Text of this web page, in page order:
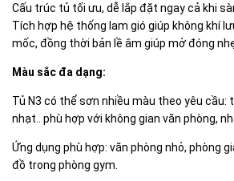
Cấu trúc tủ tối ưu, dễ lắp đặt ngay cả khi
Tích hợp hệ thống lam gió giúp không khí
mốc, đồng thời bản lề âm giúp mở đóng
Màu sắc đa dạng:
Tủ N3 có thể sơn nhiều màu theo yêu cầu:
nhạt.. phù hợp với không gian văn phòng,
Ứng dụng phù hợp: văn phòng nhỏ, phòng
đồ trong phòng gym.